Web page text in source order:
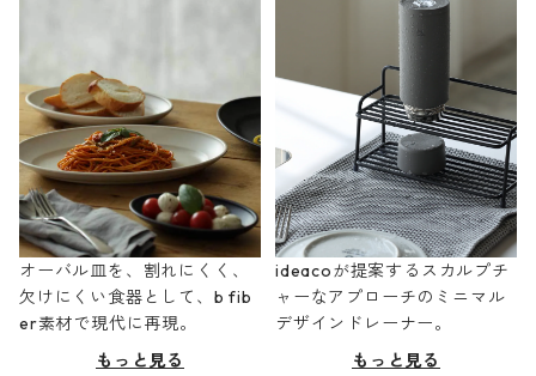
オーバル皿を、割れにくく、
欠けにくい食器として、b fib
er素材で現代に再現。
もっと見る
ideacoが提案するスカルプチ
ャーなアプローチのミニマル
デザインドレーナー。
もっと見る